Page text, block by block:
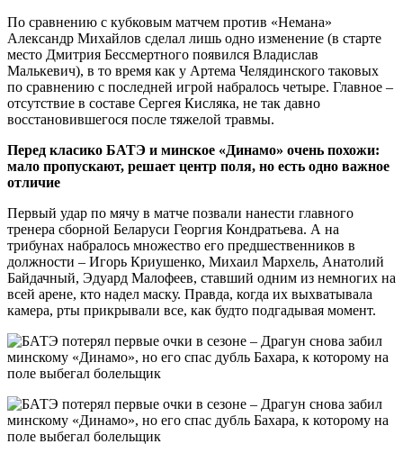
По сравнению с кубковым матчем против «Немана»
Александр Михайлов сделал лишь одно изменение (в старте
место Дмитрия Бессмертного появился Владислав
Малькевич), в то время как у Артема Челядинского таковых
по сравнению с последней игрой набралось четыре. Главное –
отсутствие в составе Сергея Кисляка, не так давно
восстановившегося после тяжелой травмы.
Перед класико БАТЭ и минское «Динамо» очень похожи:
мало пропускают, решает центр поля, но есть одно важное
отличие
Первый удар по мячу в матче позвали нанести главного
тренера сборной Беларуси Георгия Кондратьева. А на
трибунах набралось множество его предшественников в
должности – Игорь Криушенко, Михаил Мархель, Анатолий
Байдачный, Эдуард Малофеев, ставший одним из немногих на
всей арене, кто надел маску. Правда, когда их выхватывала
камера, рты прикрывали все, как будто подгадывая момент.